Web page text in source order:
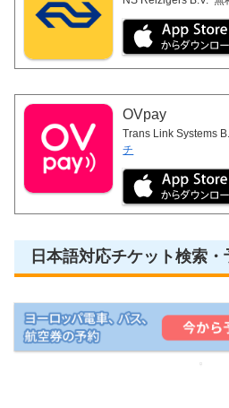
OVpay
Trans Link Systems
チ
日本語対応チケット検索・